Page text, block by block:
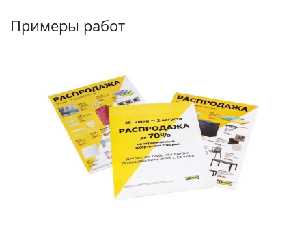
Примеры работ